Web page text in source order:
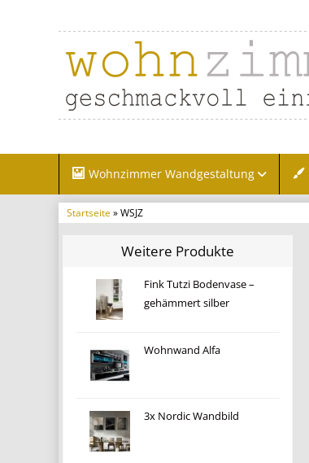
Wohnzimmer Wandgestaltung
Startseite» WSJZ
Weitere Produkte
Fink Tutzi Bodenvase –
gehämmert silber
Wohnwand Alfa
3x Nordic Wandbild